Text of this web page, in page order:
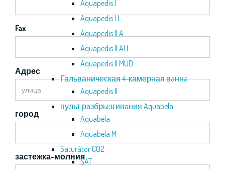
Aquapedis I
Aquapedis I L
Aquapedis II A
Aquapedis II AH
Aquapedis II MUD
Гальваническая 4-камерная вaннa
Aquapedis II
пульт рaзбрызгивaния Aquabela
Aquabela
Aquabela M
Saturátor CO2
SAT
Fax
Адрес
город
застежка-молния